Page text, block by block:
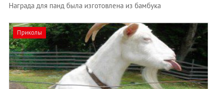
Награда для панд была изготовлена из бамбука
Приколы